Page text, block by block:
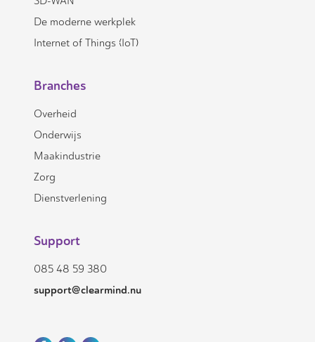
De moderne werkplek
Internet of Things (IoT)
Branches
Overheid
Onderwijs
Maakindustrie
Zorg
Dienstverlening
Support
085 48 59 380
support@clearmind.nu